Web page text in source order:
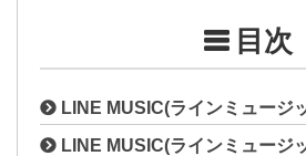
目次
LINE MUSIC(ラインミュージ
LINE MUSIC(ラインミュージ